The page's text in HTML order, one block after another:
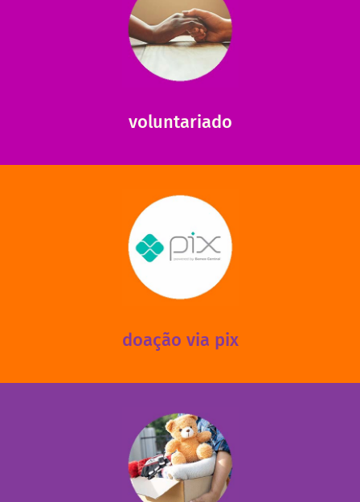
voluntariado
ajudar com certos assuntos. Entre em contato conosco e
saiba como nos ajudar.
saiba mais
doação via pix
via PIX? Elas também são muito importantes para
mantermos nossas unidades em funcionamento!
saiba mais
das 13h30 às 17h30 (sextas até às 16h30).
fale conosco